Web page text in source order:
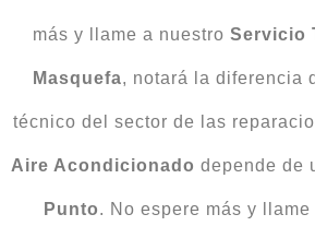
más y llame a nuestro Servicio
Masquefa, notará la diferencia
técnico del sector de las
Aire Acondicionado depende de
Punto. No espere más y